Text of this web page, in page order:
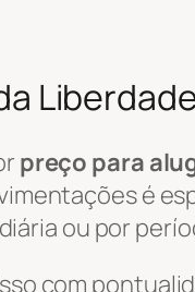
preço para
é
ou por
com